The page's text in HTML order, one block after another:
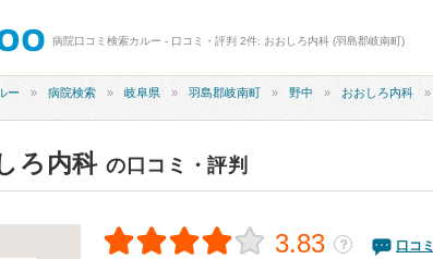
病院口コミ検索カルー - 口コミ・評判 2件: おおしろ内科 (羽島郡岐南町)
ー 病院検索 岐阜県 羽島郡岐南町 野中 おおしろ内科
ろ内科 の口コミ・評判
3.83 ？ 口コミ